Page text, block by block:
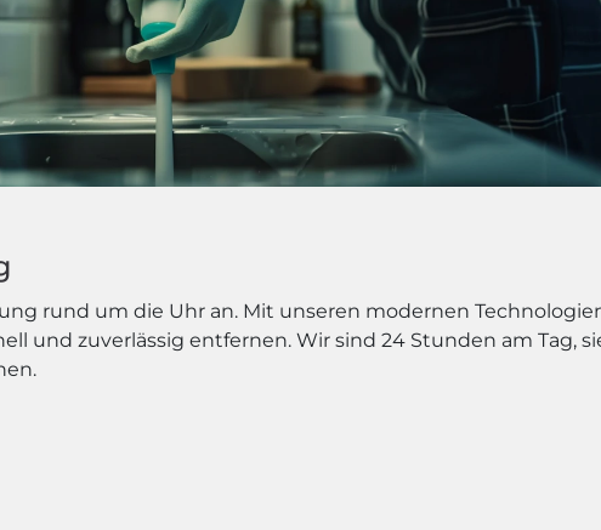
rund um die Uhr an. Mit unseren modernen
und zuverlässig entfernen. Wir sind 24 Stunden am Tag,